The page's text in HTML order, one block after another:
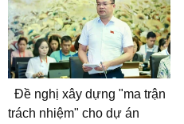
Đề nghị xây dựng "ma trận
trách nhiệm" cho dự án